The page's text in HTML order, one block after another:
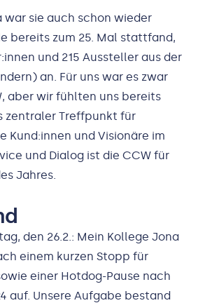
war sie auch schon wieder
bereits zum 25. Mal stattfand,
und 215 Aussteller aus der
an. Für uns war es zwar
aber wir fühlten uns bereits
zentraler Treffpunkt für
Kund:innen und Visionäre im
und Dialog ist die CCW für
Jahres.
den 26.2.: Mein Kollege Jona
einem kurzen Stopp für
einer Hotdog-Pause nach
auf. Unsere Aufgabe bestand